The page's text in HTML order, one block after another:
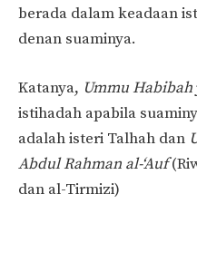
berada dalam keadaan
denan suaminya.
Katanya, Ummu Habibah
istihadah apabila
adalah isteri Talhah dan
Abdul Rahman al-‘Auf
dan al-Tirmizi)